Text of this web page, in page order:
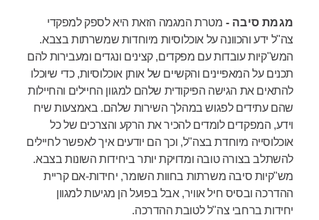
מגמת סיבה - מטרת המגמה הזאת היא לספק למפקדי
צה"ל ידע והכוונה על אוכלוסיות מיוחדות שמשרתות בצבא.
המש"קיות עובדות עם מפקדים, קצינים ונגדים ומעבירות להם
תכנים על המאפיינים והקשיים של אותן אוכלוסיות, כדי שיוכלו
להתאים את הגישה הפיקודית שלהם למגוון החיילים והחיילות
שהם עתידים לפגוש במהלך השירות שלהם. באמצעות שיח
וידע, המפקדים לומדים להכיר את הרקע והצרכים של כל
אוכלוסייה מיוחדת בצה"ל, וכך הם יודעים איך לאפשר לחיילים
להשתלב בצורה טובה ומדויקת יותר ביחידות השונות בצבא.
מש"קיות סיבה משרתות בחוות השומר, יחידות-אם קריית
ההדרכה ובסיס חיל אוויר, אבל בפועל הן מגיעות למגוון
יחידות ברחבי צה"ל לטובת ההדרכה.